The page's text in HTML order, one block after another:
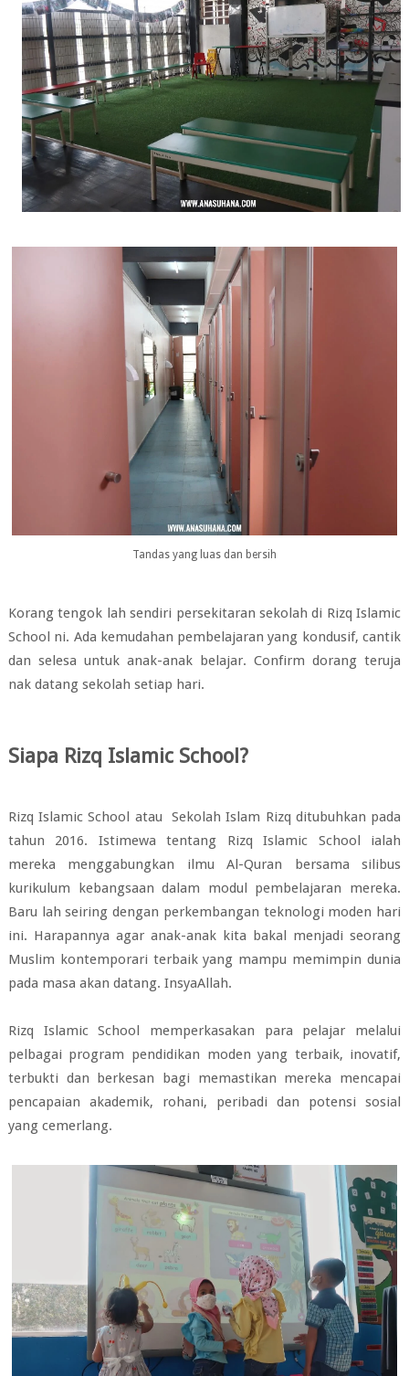
Tandas yang luas dan bersih
Korang tengok lah sendiri persekitaran sekolah di Rizq Islamic
School ni. Ada kemudahan pembelajaran yang kondusif, cantik
dan selesa untuk anak-anak belajar. Confirm dorang teruja
nak datang sekolah setiap hari.
Siapa Rizq Islamic School?
Rizq Islamic School atau Sekolah Islam Rizq ditubuhkan pada
tahun 2016. Istimewa tentang Rizq Islamic School ialah
mereka menggabungkan ilmu Al-Quran bersama silibus
kurikulum kebangsaan dalam modul pembelajaran mereka.
Baru lah seiring dengan perkembangan teknologi moden hari
ini. Harapannya agar anak-anak kita bakal menjadi seorang
Muslim kontemporari terbaik yang mampu memimpin dunia
pada masa akan datang. InsyaAllah.
Rizq Islamic School memperkasakan para pelajar melalui
pelbagai program pendidikan moden yang terbaik, inovatif,
terbukti dan berkesan bagi memastikan mereka mencapai
pencapaian akademik, rohani, peribadi dan potensi sosial
yang cemerlang.